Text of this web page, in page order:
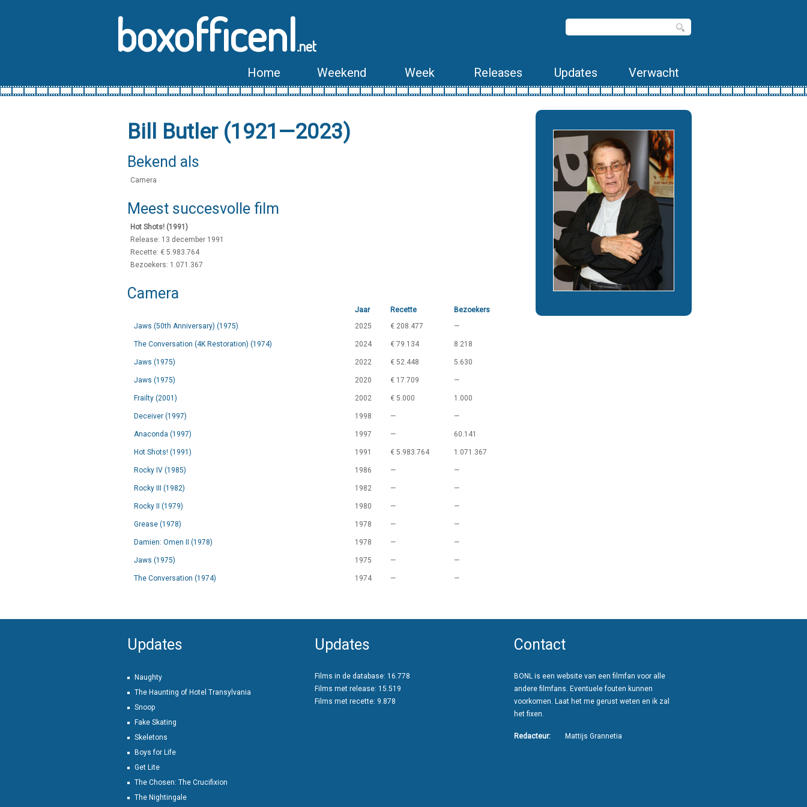
boxofficenl.net
Home Weekend Week Releases Updates Verwacht
Bill Butler (1921—2023)
Bekend als
Camera
Meest succesvolle film
Hot Shots! (1991)
Release: 13 december 1991
Recette: € 5.983.764
Bezoekers: 1.071.367
Camera
Jaar Recette
Bezoekers
Jaws (50th Anniversary) (1975)
2025 € 208.477 —
The Conversation (4K Restoration) (1974) 2024 € 79.134 8.218
Jaws (1975) 2022 € 52.448 5.630
Jaws (1975) 2020 € 17.709 —
Frailty (2001) 2002 € 5.000 1.000
Deceiver (1997) 1998 — —
Anaconda (1997) 1997 — 60.141
Hot Shots! (1991) 1991 € 5.983.764 1.071.367
Rocky IV (1985) 1986 — —
Rocky III (1982) 1982 — —
Rocky II (1979) 1980 — —
Grease (1978) 1978 — —
Damien: Omen II (1978) 1978 — —
Jaws (1975) 1975 — —
The Conversation (1974) 1974 — —
Updates
Naughty
The Haunting of Hotel Transylvania
Snoop
Fake Skating
Skeletons
Boys for Life
Get Lite
The Chosen: The Crucifixion
The Nightingale
Updates
Films in de database: 16.778
Films met release: 15.519
Films met recette: 9.878
Contact
BONL is een website van een filmfan voor alle
andere filmfans. Eventuele fouten kunnen
voorkomen. Laat het me gerust weten en ik zal
het fixen.
Redacteur: Mattijs Grannetia